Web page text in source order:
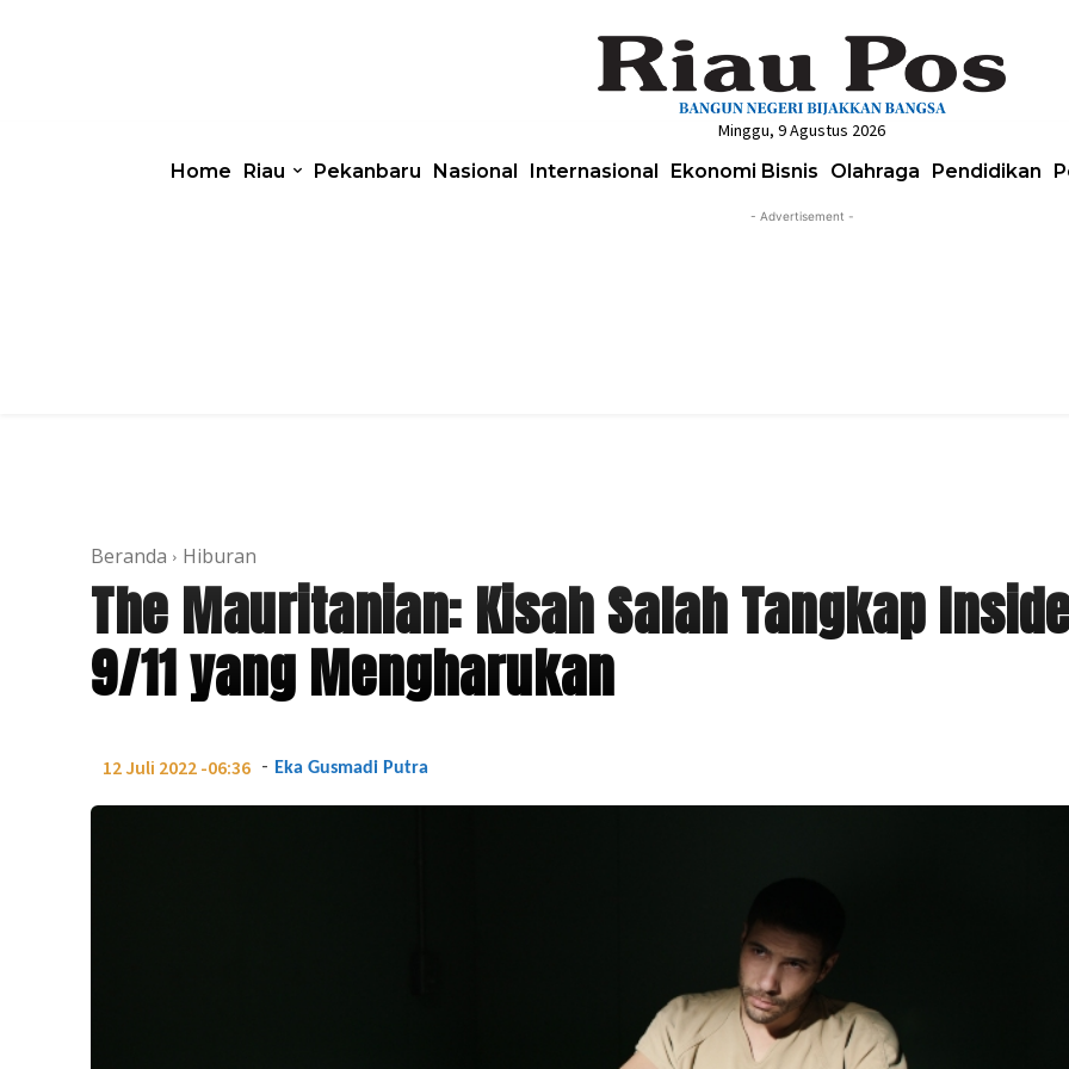
Minggu, 9 Agustus 2026
Home Riau Pekanbaru Nasional Internasional Ekonomi Bisnis Olahraga Pendidikan
- Advertisement -
Beranda Hiburan
The Mauritanian: Kisah Salah Tangkap
9/11 yang Mengharukan
12 Juli 2022 -06:36 - Eka Gusmadi Putra